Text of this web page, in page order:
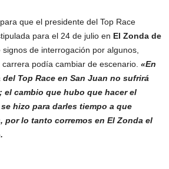
que el presidente del Top Race
para el 24 de julio en El Zonda de
signos de interrogación por algunos,
podía cambiar de escenario. «En
Top Race en San Juan no sufrirá
cambio que hubo que hacer el
hizo para darles tiempo a que
por lo tanto corremos en El Zonda el